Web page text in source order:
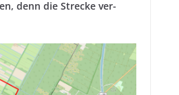
denn die Stre­cke ver­